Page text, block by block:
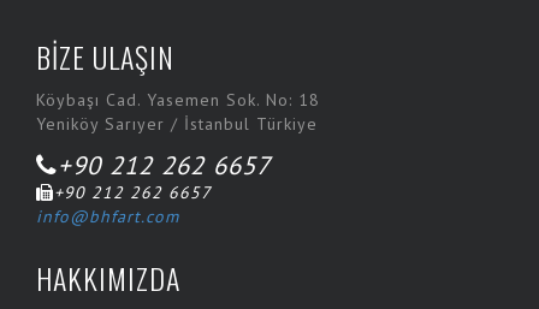
BİZE ULAŞIN
Köybaşı Cad. Yasemen Sok. No: 18
Yeniköy Sarıyer / İstanbul Türkiye
+90 212 262 6657
+90 212 262 6657
info@bhfart.com
HAKKIMIZDA